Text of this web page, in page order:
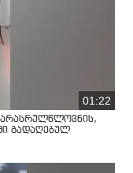
01:22
არასრულწლოვნის,
გადაღებულ